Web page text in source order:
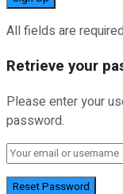
All fields are
Retrieve your
Please enter your
password.